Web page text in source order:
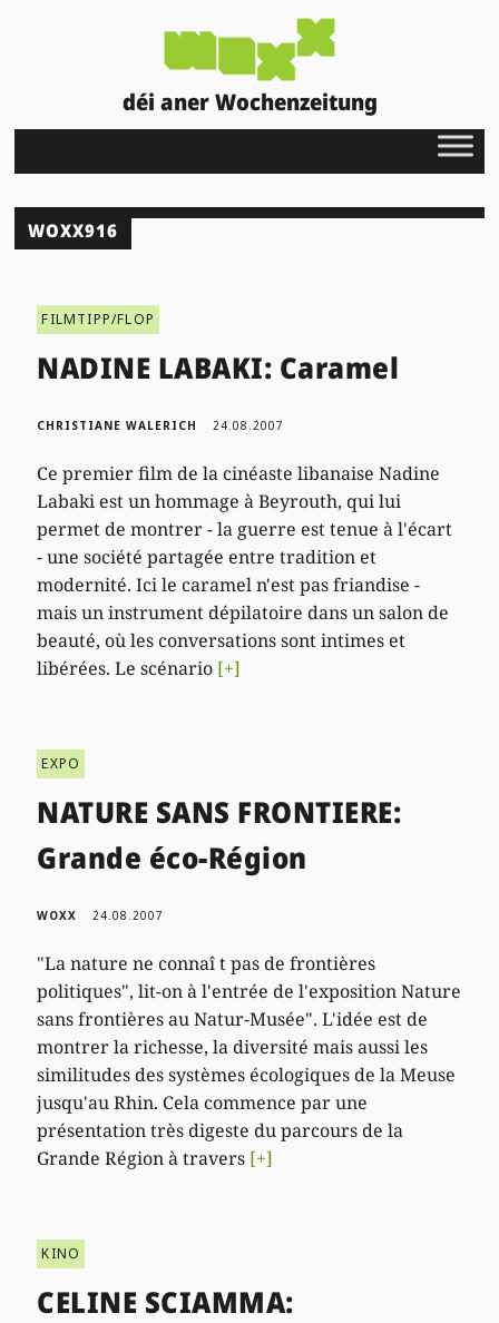
déi aner Wochenzeitung
WOXX916
FILMTIPP/FLOP
NADINE LABAKI: Caramel
CHRISTIANE WALERICH 24.08.2007
Ce premier film de la cinéaste libanaise Nadine
Labaki est un hommage à Beyrouth, qui lui
permet de montrer - la guerre est tenue à l'écart
- une société partagée entre tradition et
modernité. Ici le caramel n'est pas friandise -
mais un instrument dépilatoire dans un salon de
beauté, où les conversations sont intimes et
libérées. Le scénario [+]
EXPO
NATURE SANS FRONTIERE:
Grande éco-Région
WOXX 24.08.2007
"La nature ne connaî t pas de frontières
politiques", lit-on à l'entrée de l'exposition Nature
sans frontières au Natur-Musée". L'idée est de
montrer la richesse, la diversité mais aussi les
similitudes des systèmes écologiques de la Meuse
jusqu'au Rhin. Cela commence par une
présentation très digeste du parcours de la
Grande Région à travers [+]
KINO
CELINE SCIAMMA: